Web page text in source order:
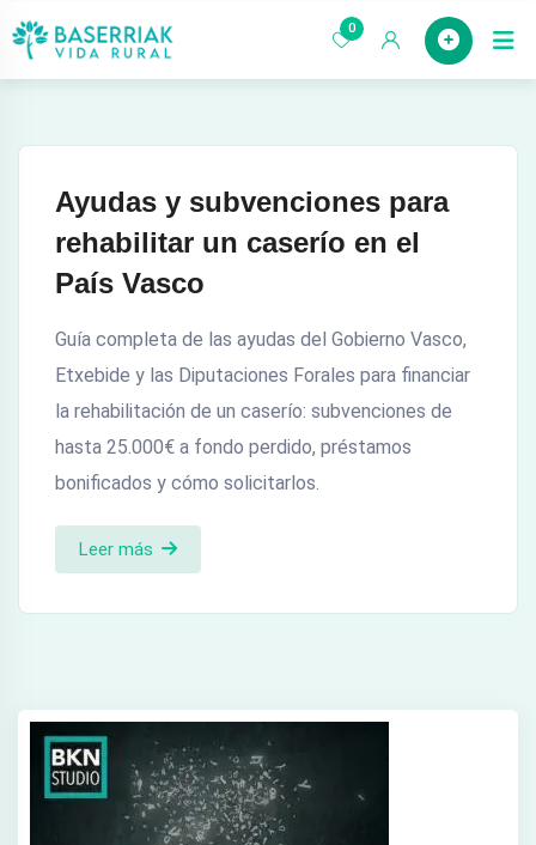
saltar
0
Ayudas y subvenciones para
rehabilitar un caserío en el
País Vasco
Guía completa de las ayudas del Gobierno Vasco,
Etxebide y las Diputaciones Forales para financiar
la rehabilitación de un caserío: subvenciones de
hasta 25.000€ a fondo perdido, préstamos
bonificados y cómo solicitarlos.
Leer más